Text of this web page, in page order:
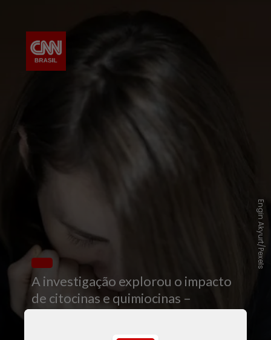
A investigação explorou o impacto
de citocinas e quimiocinas –
Engin Akyurt/Pexels